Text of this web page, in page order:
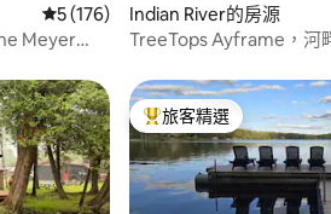
5 分）從 176 則評價中獲得 5 的平均評分
5 (176)
Meyer
Indian River的房源
TreeTops Ayframe，河
旅客精選榜首
旅客精選